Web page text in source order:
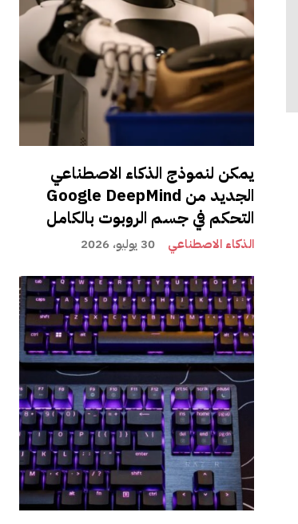
يمكن لنموذج الذكاء الاصطناعي
الجديد من Google DeepMind
التحكم في جسم الروبوت بالكامل
الذكاء الاصطناعي 30 يوليو، 2026